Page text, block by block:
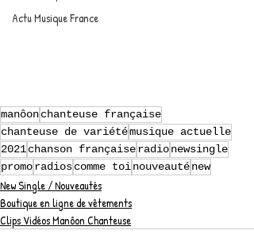
Actu Musique France
manôonchanteuse française
chanteuse de variétémusique actuelle
2021chanson françaiseradionewsingle
promoradioscomme toinouveauténew
New Single / Nouveautés
Boutique en ligne de vêtements
Clips Vidéos Manôon Chanteuse